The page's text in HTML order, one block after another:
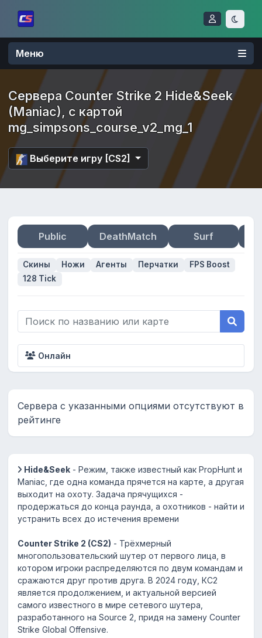
Меню
Сервера Counter Strike 2 Hide&Seek
(Maniac), с картой
mg_simpsons_course_v2_mg_1
Выберите игру [CS2]
Public DeathMatch Surf
Скины Ножи Агенты Перчатки
FPS Boost
128 Tick
Онлайн
Сервера с указанными опциями отсутствуют в
рейтинге
Hide&Seek - Режим, также известный как PropHunt и
Maniac, где одна команда прячется на карте, а другая
выходит на охоту. Задача прячущихся -
продержаться до конца раунда, а охотников - найти и
устранить всех до истечения времени
Counter Strike 2 (CS2) - Трёхмерный
многопользовательский шутер от первого лица, в
котором игроки распределяются по двум командам и
сражаются друг против друга. В 2024 году, КС2
является продолжением, и актуальной версией
самого известного в мире сетевого шутера,
разработанного на Source 2, придя на замену Counter
Strike Global Offensive.